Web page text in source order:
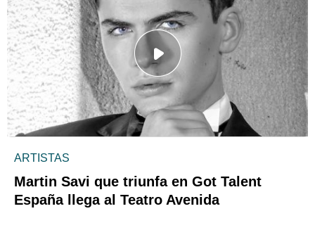
ARTISTAS
Martin Savi que triunfa en Got Talent
España llega al Teatro Avenida